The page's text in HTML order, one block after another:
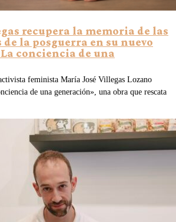
recupera la memoria de las
la posguerra en su nuevo
conciencia de una
feminista María José Villegas Lozano
de una generación», una obra que rescata